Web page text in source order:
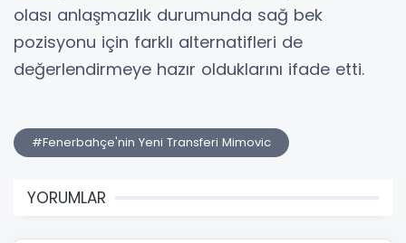
olası anlaşmazlık durumunda sağ bek
pozisyonu için farklı alternatifleri de
değerlendirmeye hazır olduklarını ifade etti.
#Fenerbahçe'nin Yeni Transferi Mimovic
YORUMLAR